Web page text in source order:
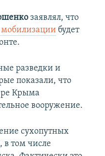
заявлял, что
будет
разведки и
показали, что
Крыма
вооружение.
сухопутных
в том числе